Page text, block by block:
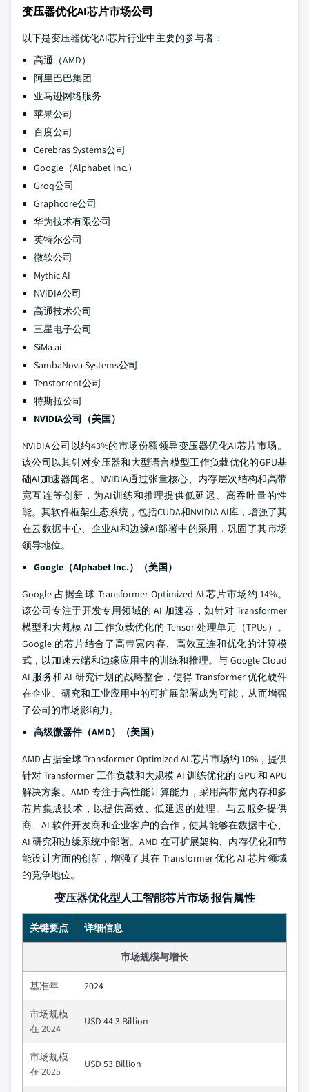
变压器优化AI芯片市场公司
以下是变压器优化AI芯片行业中主要的参与者：
高通（AMD）
阿里巴巴集团
亚马逊网络服务
苹果公司
百度公司
Cerebras Systems公司
Google（Alphabet Inc.）
Groq公司
Graphcore公司
华为技术有限公司
英特尔公司
微软公司
Mythic AI
NVIDIA公司
高通技术公司
三星电子公司
SiMa.ai
SambaNova Systems公司
Tenstorrent公司
特斯拉公司
NVIDIA公司（美国）
NVIDIA公司以约43%的市场份额领导变压器优化AI芯片市场。
该公司以其针对变压器和大型语言模型工作负载优化的GPU基
础AI加速器闻名。NVIDIA通过张量核心、内存层次结构和高带
宽互连等创新，为AI训练和推理提供低延迟、高吞吐量的性
能。其软件框架生态系统，包括CUDA和NVIDIA AI库，增强了其
在云数据中心、企业AI和边缘AI部署中的采用，巩固了其市场
领导地位。
Google（Alphabet Inc.）（美国）
Google 占据全球 Transformer-Optimized AI 芯片市场约 14%。
该公司专注于开发专用领域的 AI 加速器，如针对 Transformer
模型和大规模 AI 工作负载优化的 Tensor 处理单元（TPUs）。
Google 的芯片结合了高带宽内存、高效互连和优化的计算模
式，以加速云端和边缘应用中的训练和推理。与 Google Cloud
AI 服务和 AI 研究计划的战略整合，使得 Transformer 优化硬件
在企业、研究和工业应用中的可扩展部署成为可能，从而增强
了公司的市场影响力。
高级微器件（AMD）（美国）
AMD 占据全球 Transformer-Optimized AI 芯片市场约 10%，提供
针对 Transformer 工作负载和大规模 AI 训练优化的 GPU 和 APU
解决方案。AMD 专注于高性能计算能力，采用高带宽内存和多
芯片集成技术，以提供高效、低延迟的处理。与云服务提供
商、AI 软件开发商和企业客户的合作，使其能够在数据中心、
AI 研究和边缘系统中部署。AMD 在可扩展架构、内存优化和节
能设计方面的创新，增强了其在 Transformer 优化 AI 芯片领域
的竞争地位。
变压器优化型人工智能芯片市场 报告属性
关键要点 详细信息
市场规模与增长
基准年 2024
市场规模
在 2024
USD 44.3 Billion
市场规模
在 2025
USD 53 Billion